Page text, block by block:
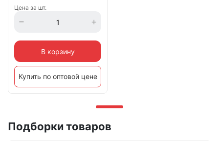
Цена за шт.
В корзину
Купить по оптовой цене
Подборки товаров